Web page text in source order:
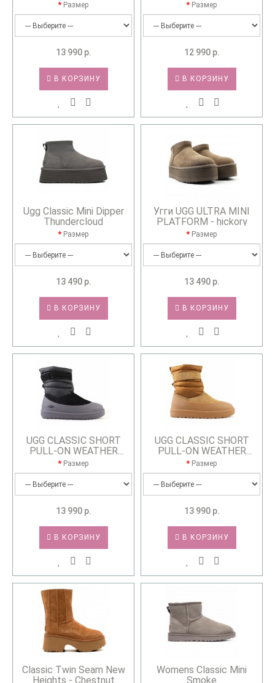
Размер
13 990 р.
В КОРЗИНУ
Размер
12 990 р.
В КОРЗИНУ
Ugg Classic Mini Dipper
Thundercloud
Размер
13 490 р.
В КОРЗИНУ
Угги UGG ULTRA MINI
PLATFORM - hickory
Размер
13 490 р.
В КОРЗИНУ
UGG CLASSIC SHORT
PULL-ON WEATHER
BLACK
Размер
13 990 р.
В КОРЗИНУ
UGG CLASSIC SHORT
PULL-ON WEATHER
CHESTNUT
Размер
13 990 р.
В КОРЗИНУ
Classic Twin Seam New
Heights - Chestnut
Womens Classic Mini
Smoke